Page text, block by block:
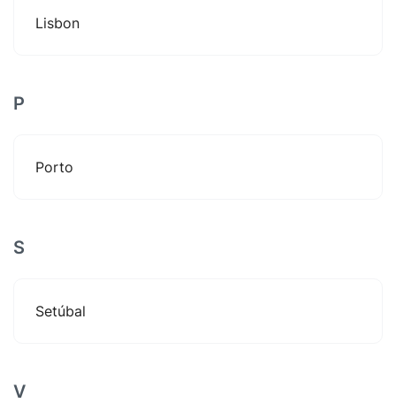
Lisbon
P
Porto
S
Setúbal
V